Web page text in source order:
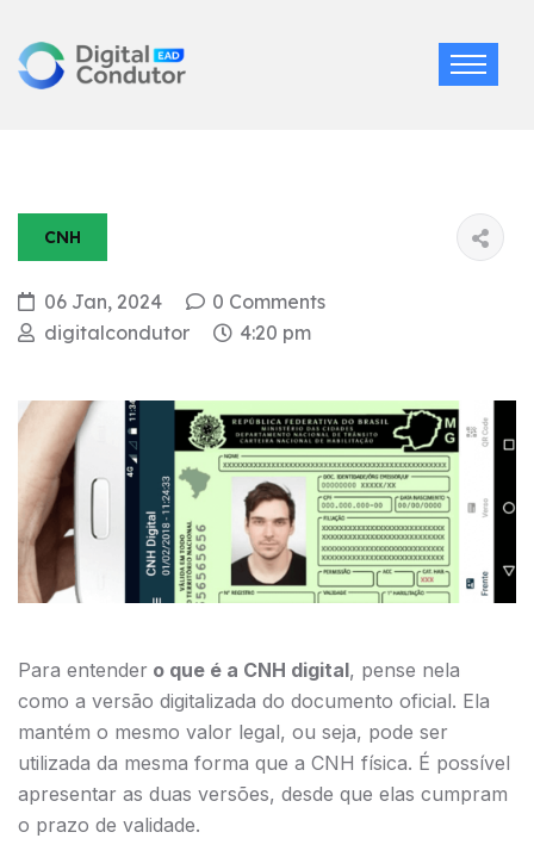
CNH
06 Jan, 2024
0 Comments
digitalcondutor
4:20 pm
Para entender o que é a CNH digital, pense nela
como a versão digitalizada do documento oficial. Ela
mantém o mesmo valor legal, ou seja, pode ser
utilizada da mesma forma que a CNH física. É possível
apresentar as duas versões, desde que elas cumpram
o prazo de validade.